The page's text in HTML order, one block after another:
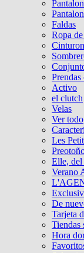
Faldas
Ropa
Prendas
Activo
el clutch
Velas
Ver todo
Les
Elle,
Verano
De
Tarjeta
Tiendas
Hora